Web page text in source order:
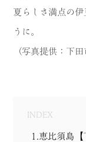
EVENT
COLUMN
夏らしさ満点の
うに。
（写真提供：下田
INDEX
1.恵比須島【